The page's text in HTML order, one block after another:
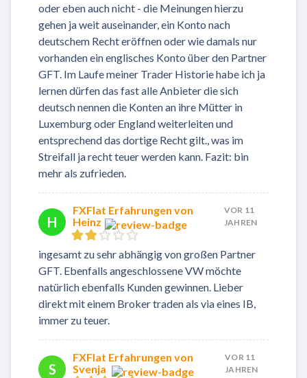
oder eben auch nicht - die Meinungen hierzu
gehen ja weit auseinander, ein Konto nach
deutschem Recht eröffnen oder wie damals nur
vorhanden ein englisches Konto über den Partner
GFT. Im Laufe meiner Trader Historie habe ich ja
lernen dürfen das fast alle Anbieter die sich
deutsch nennen die Konten an ihre Mütter in
Luxemburg oder England weiterleiten und
entsprechend das dortige Recht gilt., was im
Streifall ja recht teuer werden kann. Fazit: bin
mehr als zufrieden.
H
FXFlat Erfahrungen von
Heinz
VOR 11
JAHREN
ingesamt zu sehr abhängig von großen Partner
GFT. Ebenfalls angeschlossene VW möchte
natürlich ebenfalls Kunden gewinnen. Lieber
direkt mit einem Broker traden als via eines IB,
immer zu teuer.
S
FXFlat Erfahrungen von
Svenja
VOR 11
JAHREN